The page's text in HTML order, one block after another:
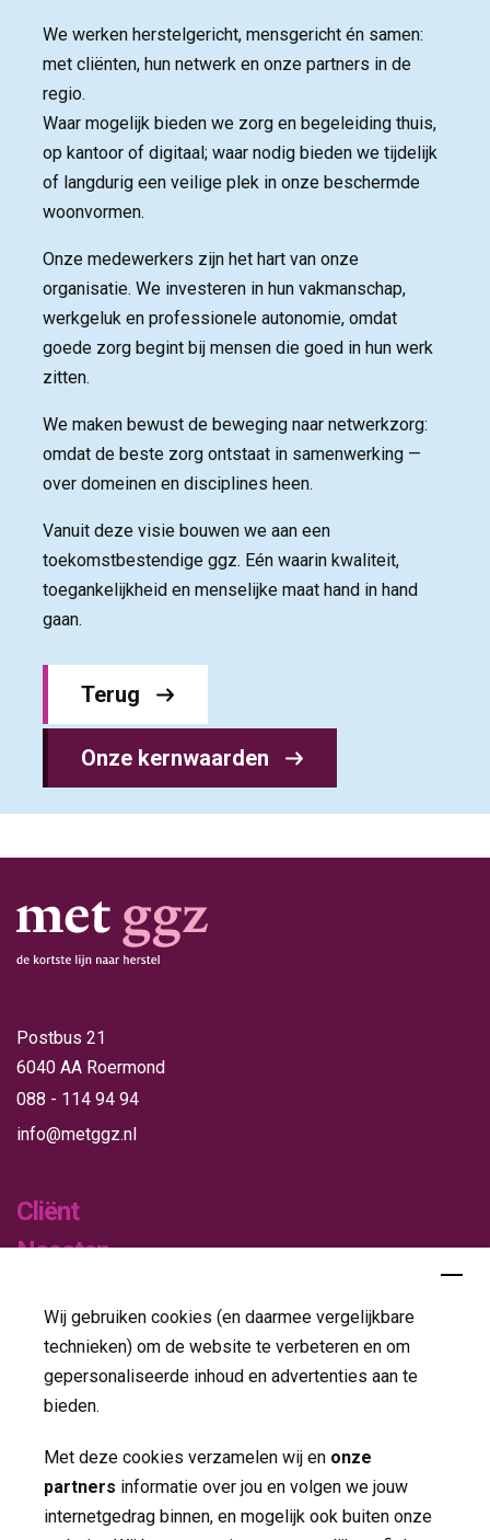
Wij gebruiken cookies (en daarmee vergelijkbare
technieken) om de website te verbeteren en om
gepersonaliseerde inhoud en advertenties aan te
bieden.
Met deze cookies verzamelen wij en onze
partners informatie over jou en volgen we jouw
internetgedrag binnen, en mogelijk ook buiten onze
We werken herstelgericht, mensgericht én samen:
met cliënten, hun netwerk en onze partners in de
regio.
Waar mogelijk bieden we zorg en begeleiding thuis,
op kantoor of digitaal; waar nodig bieden we tijdelijk
of langdurig een veilige plek in onze beschermde
woonvormen.
Onze medewerkers zijn het hart van onze
organisatie. We investeren in hun vakmanschap,
werkgeluk en professionele autonomie, omdat
goede zorg begint bij mensen die goed in hun werk
zitten.
We maken bewust de beweging naar netwerkzorg:
omdat de beste zorg ontstaat in samenwerking —
over domeinen en disciplines heen.
Vanuit deze visie bouwen we aan een
toekomstbestendige ggz. Eén waarin kwaliteit,
toegankelijkheid en menselijke maat hand in hand
gaan.
Terug
Onze kernwaarden
Postbus 21
6040 AA Roermond
088 - 114 94 94
info@metggz.nl
Cliënt
Naasten
Publicaties
Folders
Jaarverslagen
Nieuws